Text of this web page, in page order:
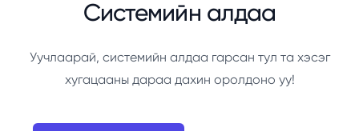
Системийн алдаа
Уучлаарай, системийн алдаа гарсан тул та хэсэг
хугацааны дараа дахин оролдоно уу!